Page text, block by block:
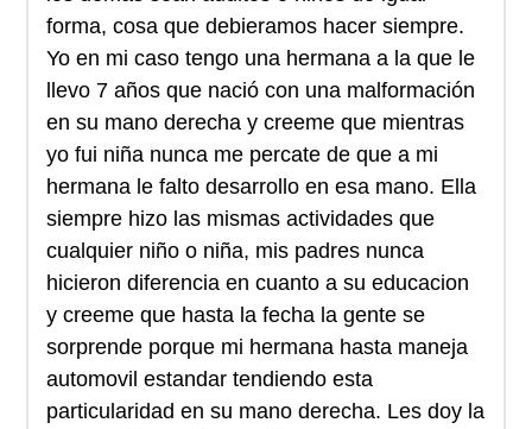
forma, cosa que debieramos hacer siempre.
Yo en mi caso tengo una hermana a la que le
llevo 7 años que nació con una malformación
en su mano derecha y creeme que mientras
yo fui niña nunca me percate de que a mi
hermana le falto desarrollo en esa mano. Ella
siempre hizo las mismas actividades que
cualquier niño o niña, mis padres nunca
hicieron diferencia en cuanto a su educacion
y creeme que hasta la fecha la gente se
sorprende porque mi hermana hasta maneja
automovil estandar tendiendo esta
particularidad en su mano derecha. Les doy la